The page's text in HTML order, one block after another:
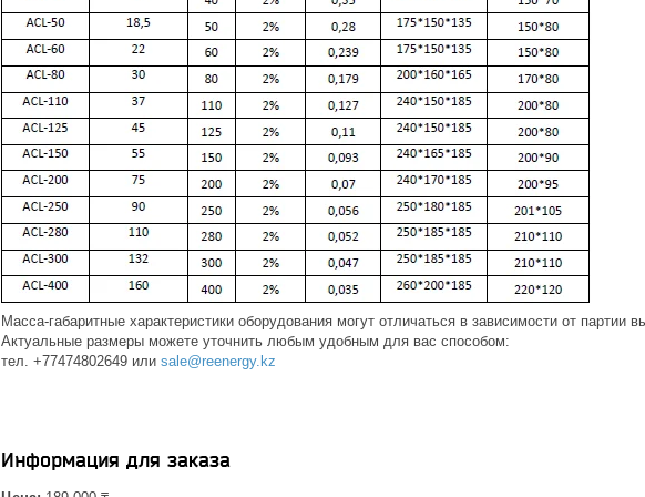
Масса-габаритные характеристики оборудования могут отличаться в зависимости от партии
Актуальные размеры можете уточнить любым удобным для вас способом:
тел. +77474802649 или sale@reenergy.kz
Информация для заказа